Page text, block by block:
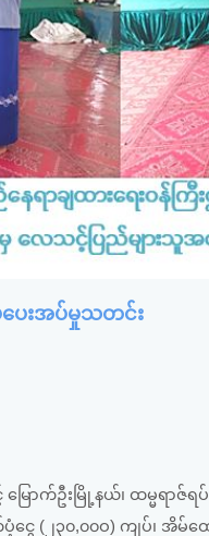
ေးအပ်မှုသတင်း
မြောက်ဦးမြို့နယ်၊ ထမ္မရ
(၂၃၀,၀၀ဝ) ကျပ်၊ အိမ်ထ